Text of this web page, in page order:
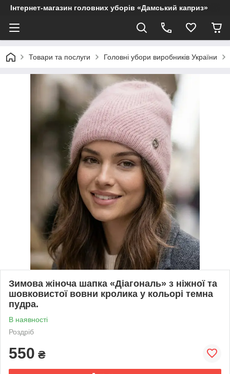
Інтернет-магазин головних уборів «Дамський каприз»
Товари та послуги Головні убори виробників України
Зимова жіноча шапка «Діагональ» з ніжної та
шовковистої вовни кролика у кольорі темна
пудра.
В наявності
Роздріб
550 ₴